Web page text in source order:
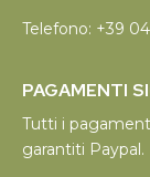
Telefono: +39
PAGAMENTI
Tutti i
garantiti Paypal.